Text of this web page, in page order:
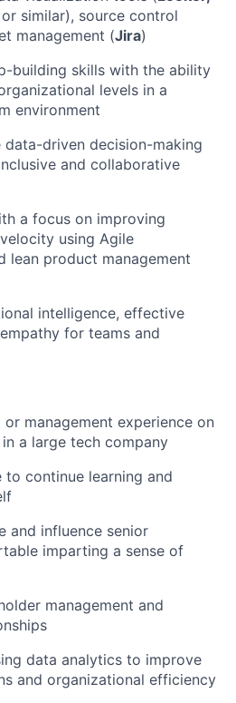
or similar), source control
management (Jira)
building skills with the ability
levels in a
environment
data-driven decision-making
and collaborative
a focus on improving
using Agile
lean product management
intelligence, effective
for teams and
management experience on
a large tech company
to continue learning and
and influence senior
imparting a sense of
management and
data analytics to improve
and organizational efficiency